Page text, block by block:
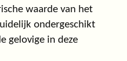
waarde van het
ondergeschikt
gelovige in deze